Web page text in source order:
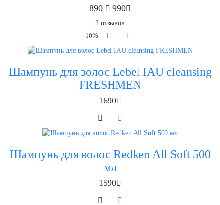
890 990
2 отзывов
-10%
Шампунь для волос Lebel IAU cleansing
FRESHMEN
1690
Шампунь для волос Redken All Soft 500
мл
1590